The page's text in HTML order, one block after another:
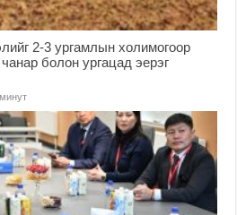
2-3 ургамлын холимогоор
болон ургацад эерэг